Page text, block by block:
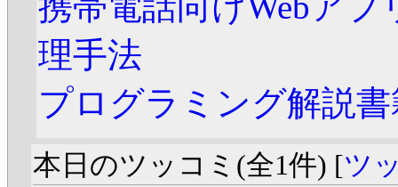
理手法
プログラミング解説
本日のツッコミ(全1件) [ツ